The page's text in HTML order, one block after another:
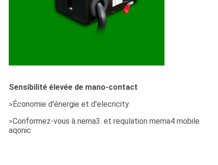
Sensibilité élevée de mano-contact
>Économie d'énergie et d'elecricity
>Conformez-vous à nema3. et requlation mema4 mobile
aqonic